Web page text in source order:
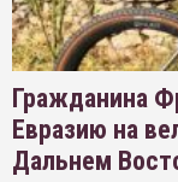
Гражданина
Евразию на
Дальнем